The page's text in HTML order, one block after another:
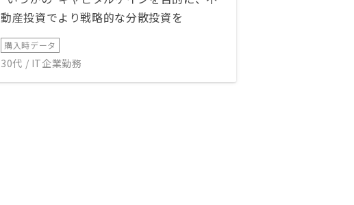
動産投資でより戦略的な分散投資を
購入時データ
30代 / IT企業勤務